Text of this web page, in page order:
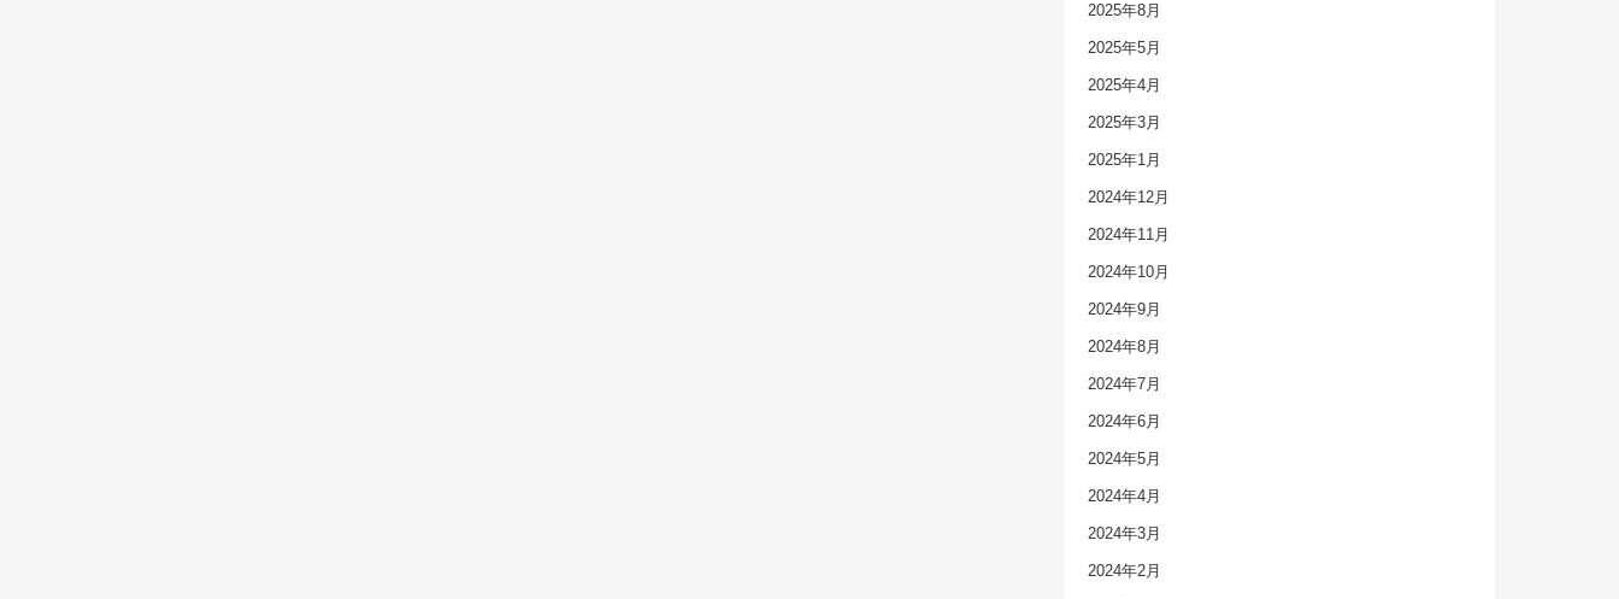
2025年8月
2025年5月
2025年4月
2025年3月
2025年1月
2024年12月
2024年11月
2024年10月
2024年9月
2024年8月
2024年7月
2024年6月
2024年5月
2024年4月
2024年3月
2024年2月